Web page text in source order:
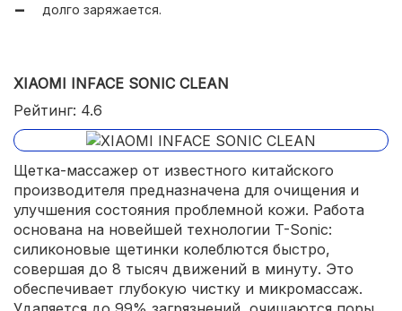
водонепроницаемый корпус;
долго заряжается.
XIAOMI INFACE SONIC CLEAN
Рейтинг: 4.6
Щетка-массажер от известного китайского
производителя предназначена для очищения и
улучшения состояния проблемной кожи. Работа
основана на новейшей технологии T-Sonic:
силиконовые щетинки колеблются быстро,
совершая до 8 тысяч движений в минуту. Это
обеспечивает глубокую чистку и микромассаж.